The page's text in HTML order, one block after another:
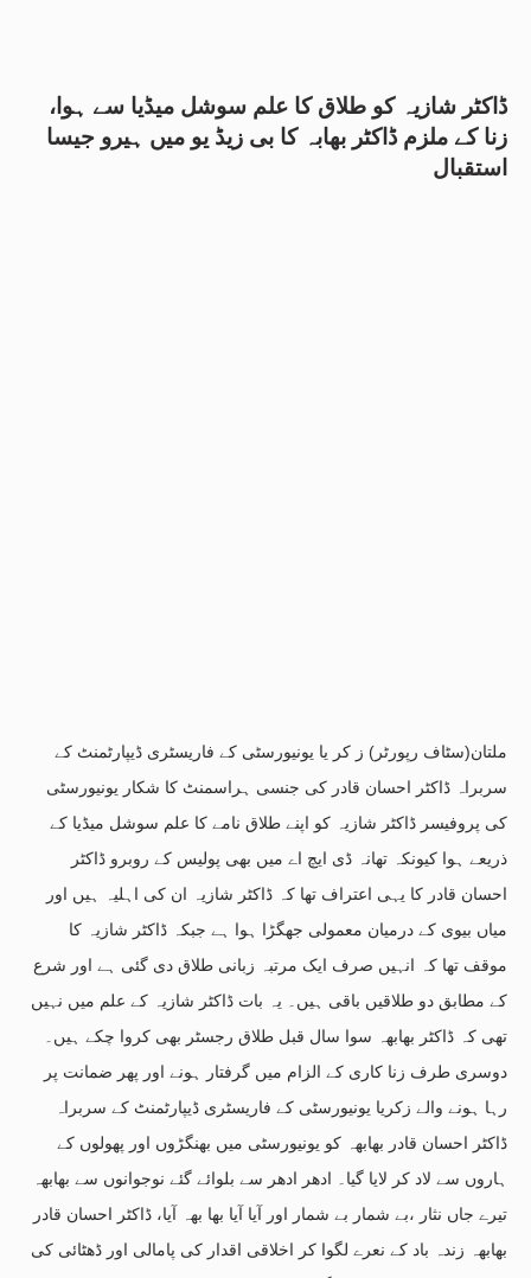
ڈاکٹر شازیہ کو طلاق کا علم سوشل میڈیا سے ہوا،
زنا کے ملزم ڈاکٹر بھابہ کا بی زیڈ یو میں ہیرو جیسا
استقبال
ملتان(سٹاف رپورٹر) ز کر یا یونیورسٹی کے فاریسٹری ڈیپارٹمنٹ کے
سربراہ ڈاکٹر احسان قادر کی جنسی ہراسمنٹ کا شکار یونیورسٹی
کی پروفیسر ڈاکٹر شازیہ کو اپنے طلاق نامے کا علم سوشل میڈیا کے
ذریعے ہوا کیونکہ تھانہ ڈی ایچ اے میں بھی پولیس کے روبرو ڈاکٹر
احسان قادر کا یہی اعتراف تھا کہ ڈاکٹر شازیہ ان کی اہلیہ ہیں اور
میاں بیوی کے درمیان معمولی جھگڑا ہوا ہے جبکہ ڈاکٹر شازیہ کا
موقف تھا کہ انہیں صرف ایک مرتبہ زبانی طلاق دی گئی ہے اور شرع
کے مطابق دو طلاقیں باقی ہیں۔ یہ بات ڈاکٹر شازیہ کے علم میں نہیں
تھی کہ ڈاکٹر بھابھہ سوا سال قبل طلاق رجسٹر بھی کروا چکے ہیں۔
دوسری طرف زنا کاری کے الزام میں گرفتار ہونے اور پھر ضمانت پر
رہا ہونے والے زکریا یونیورسٹی کے فاریسٹری ڈیپارٹمنٹ کے سربراہ
ڈاکٹر احسان قادر بھابھہ کو یونیورسٹی میں بھنگڑوں اور پھولوں کے
ہاروں سے لاد کر لایا گیا۔ ادھر ادھر سے بلوائے گئے نوجوانوں سے بھابھہ
تیرے جاں نثار ،بے شمار بے شمار اور آیا آیا بھا بھہ آیا، ڈاکٹر احسان قادر
بھابھہ زندہ باد کے نعرے لگوا کر اخلاقی اقدار کی پامالی اور ڈھٹائی کی